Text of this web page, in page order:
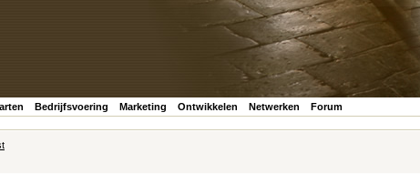
Bedrijfsvoering Marketing Ontwikkelen Netwerken Forum